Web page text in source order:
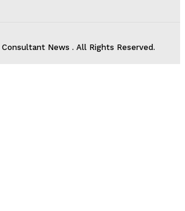
News . All Rights Reserved.